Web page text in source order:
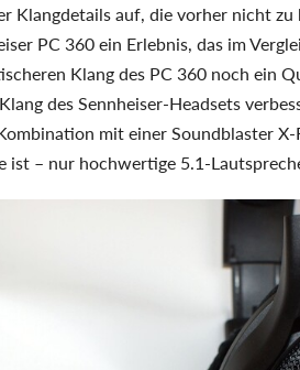
Klangdetails auf, die vorher nicht
PC 360 ein Erlebnis, das im
Klang des PC 360 noch ein
des Sennheiser-Headsets
mit einer Soundblaster
ist – nur hochwertige 5.1-